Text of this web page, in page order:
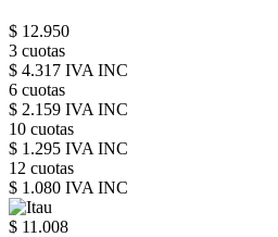
$ 12.950
3 cuotas
$ 4.317 IVA INC
6 cuotas
$ 2.159 IVA INC
10 cuotas
$ 1.295 IVA INC
12 cuotas
$ 1.080 IVA INC
$ 11.008